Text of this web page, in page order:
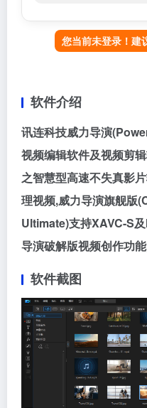
您当前未登录！建
软件介绍
讯连科技威力导演
视频编辑软件及视频剪
之智慧型高速不失真影
理视频,威力导演旗舰
Ultimate)支持XAVC-S
导演破解版视频创作功
软件截图